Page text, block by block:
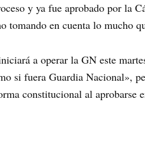
y ya fue aprobado por la
tomando en cuenta lo mucho
a operar la GN este
si fuera Guardia Nacional»,
constitucional al aprobarse